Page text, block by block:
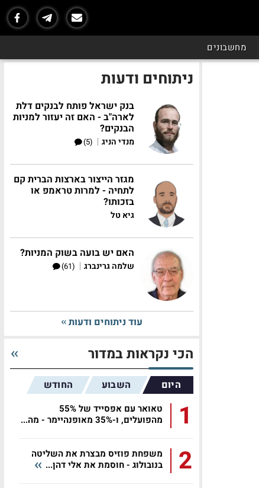
מחשבונים
ניתוחים ודעות
בנק ישראל פותח לבנקים דלת
לארה"ב - האם זה יעזור למניות
הבנקים?
מנדי הניג |
(5)
מגזר הייצור בארצות הברית קם
לתחיה - למרות טראמפ או
בזכותו?
גיא טל
האם יש בועה בשוק המניות?
שלמה גרינברג |
(61)
עוד ניתוחים ודעות
הכי נקראות במדור
היום השבוע החודש
1
טאואר עם אפסייד של 55%
מהפועלים, ו-35% מאופנהיימר - מה...
2
משפחת פוזיס מבצרת את השליטה
בנובולוג - חוסמת את אלי דהן...